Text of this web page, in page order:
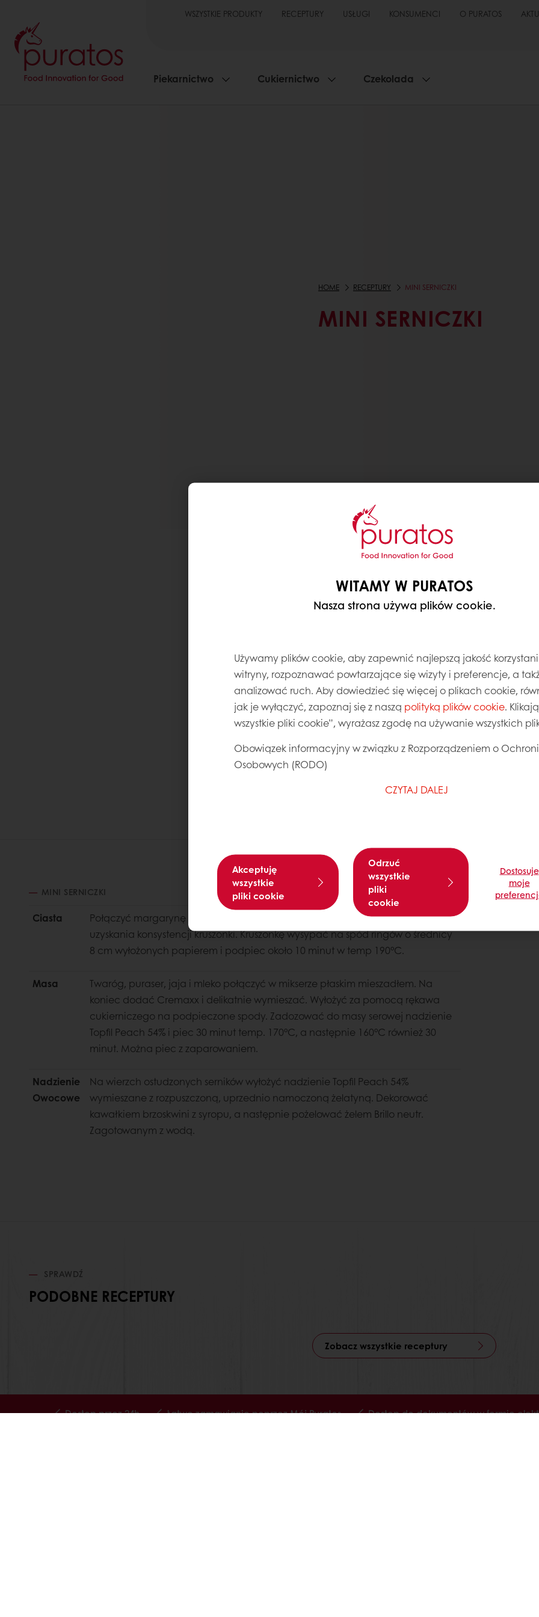
WSZYSTKIE PRODUKTY RECEPTURY USŁUGI KONSUMENCI O PURATOS
Piekarnictwo Cukiernictwo Czekolada
HOME RECEPTURY MINI SERNICZKI
MINI SERNICZKI
MINI SERNICZKI
Ciasta
Połączyć margarynę z cukrem , a następnie dodać mąkę i mieszać do
uzyskania konsystencji kruszonki. Kruszonkę wysypać na spód ringów o średnicy
8 cm wyłożonych papierem i podpiec około 10 minut w temp 190°C.
Masa
Twaróg, puraser, jaja i mleko połączyć w mikserze płaskim mieszadłem. Na
koniec dodać Cremaxx i delikatnie wymieszać. Wyłożyć za pomocą rękawa
cukierniczego na podpieczone spody. Zadozować do masy serowej nadzienie
Topfil Peach 54% i piec 30 minut temp. 170°C, a następnie 160°C również 30
minut. Można piec z zaparowaniem.
Nadzienie
Owocowe
Na wierzch ostudzonych serników wyłożyć nadzienie Topfil Peach 54%
wymieszane z rozpuszczoną, uprzednio namoczoną żelatyną. Dekorować
kawałkiem brzoskwini z syropu, a następnie pożelować żelem Brillo neutr.
Zagotowanym z wodą.
SPRAWDŹ
PODOBNE RECEPTURY
Zobacz wszystkie receptury
WITAMY W PURATOS
Nasza strona używa plików cookie.
Używamy plików cookie, aby zapewnić najlepszą jakość
witryny, rozpoznawać powtarzające się wizyty i preferencje, a
analizować ruch. Aby dowiedzieć się więcej o plikach cookie,
jak je wyłączyć, zapoznaj się z naszą polityką plików cookie.
wszystkie pliki cookie”, wyrażasz zgodę na używanie wszystkich
Obowiązek informacyjny w związku z Rozporządzeniem o
Osobowych (RODO)
CZYTAJ DALEJ
Akceptuję
wszystkie
pliki cookie
Odrzuć
wszystkie
pliki
cookie
Dostosuje
moje
Dostęp przez 24h Łatwe zamawianie poprzez Mój Puratos Dostęp do dokumentów w formie